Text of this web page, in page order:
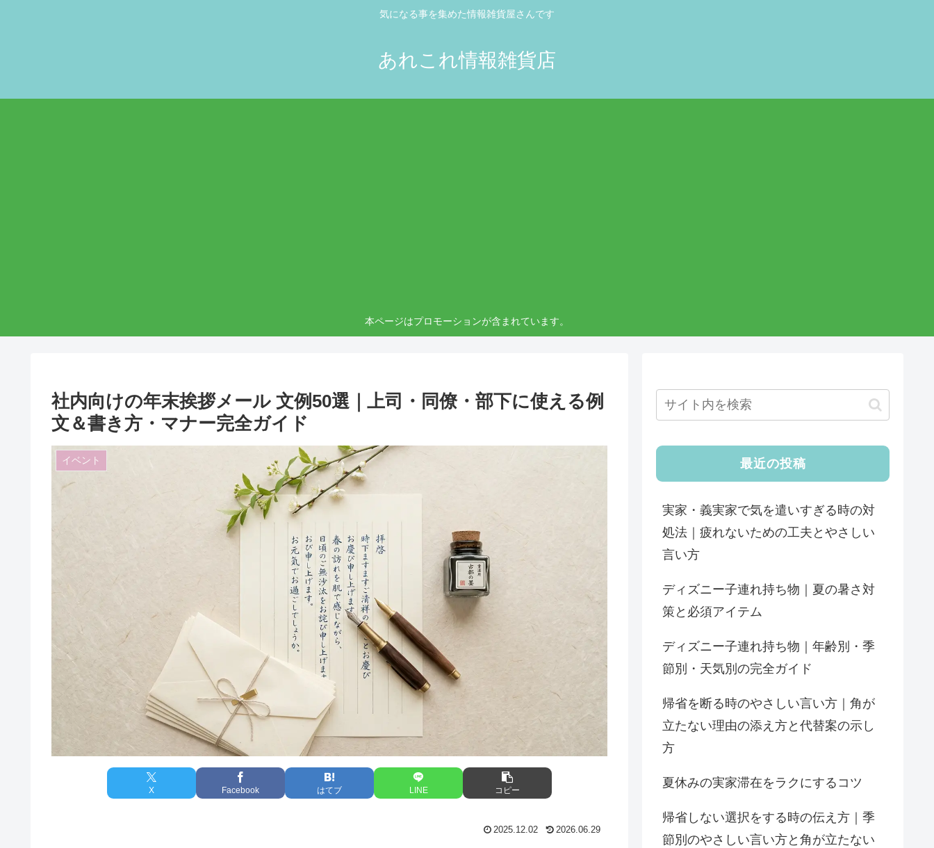
気になる事を集めた情報雑貨屋さんです
あれこれ情報雑貨店
本ページはプロモーションが含まれています。
社内向けの年末挨拶メール 文例50選｜上司・同僚・部下に使える例
文＆書き方・マナー完全ガイド
イベント
X Facebook はてブ LINE コピー
2025.12.02 2026.06.29
最近の投稿
実家・義実家で気を遣いすぎる時の対
処法｜疲れないための工夫とやさしい
言い方
ディズニー子連れ持ち物｜夏の暑さ対
策と必須アイテム
ディズニー子連れ持ち物｜年齢別・季
節別・天気別の完全ガイド
帰省を断る時のやさしい言い方｜角が
立たない理由の添え方と代替案の示し
方
夏休みの実家滞在をラクにするコツ
帰省しない選択をする時の伝え方｜季
節別のやさしい言い方と角が立たない